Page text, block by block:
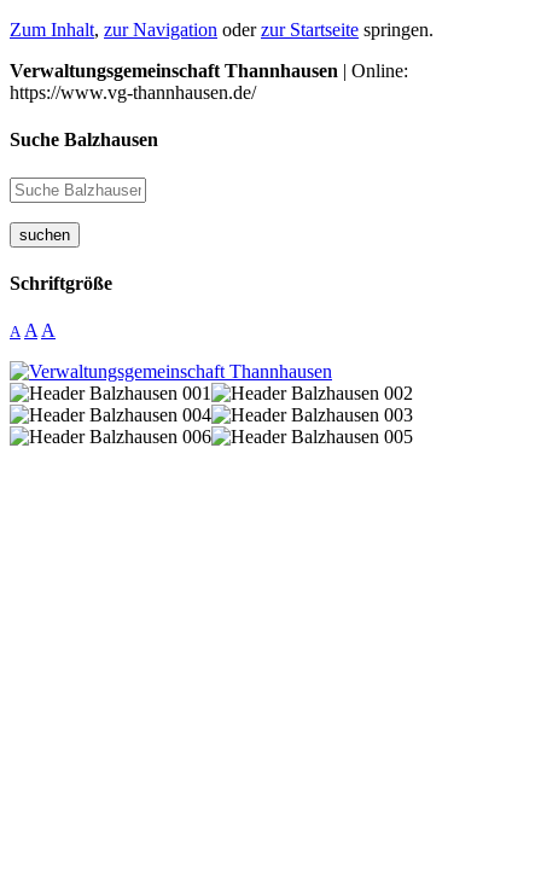
Zum Inhalt, zur Navigation oderzur Startseite springen.
Verwaltungsgemeinschaft Thannhausen | Online:
https://www.vg-thannhausen.de/
Suche Balzhausen
suchen
Schriftgröße
A A A